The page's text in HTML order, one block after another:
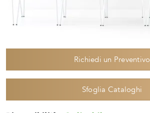
Richiedi un Preventivo
Sfoglia Cataloghi